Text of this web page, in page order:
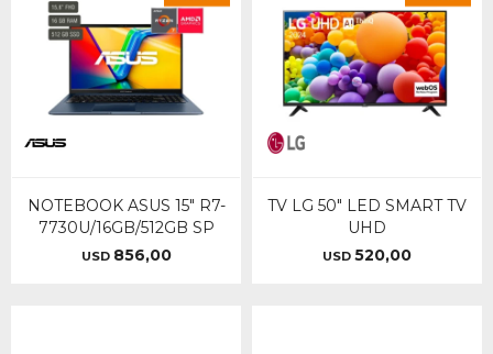
NOTEBOOK ASUS 15" R7-
7730U/16GB/512GB SP
USD 856,00
TV LG 50" LED SMART TV
UHD
USD 520,00